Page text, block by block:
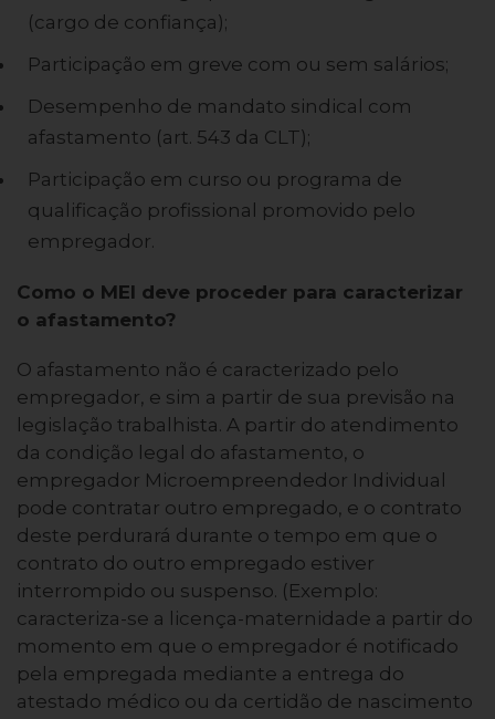
(cargo de confiança);
Participação em greve com ou sem salários;
Desempenho de mandato sindical com
afastamento (art. 543 da CLT);
Participação em curso ou programa de
qualificação profissional promovido pelo
empregador.
Como o MEI deve proceder para caracterizar
o afastamento?
O afastamento não é caracterizado pelo
empregador, e sim a partir de sua previsão na
legislação trabalhista. A partir do atendimento
da condição legal do afastamento, o
empregador Microempreendedor Individual
pode contratar outro empregado, e o contrato
deste perdurará durante o tempo em que o
contrato do outro empregado estiver
interrompido ou suspenso. (Exemplo:
caracteriza-se a licença-maternidade a partir do
momento em que o empregador é notificado
pela empregada mediante a entrega do
atestado médico ou da certidão de nascimento